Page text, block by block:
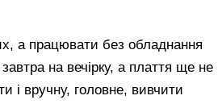
а працювати без обладнання
на вечірку, а плаття ще не
і вручну, головне, вивчити